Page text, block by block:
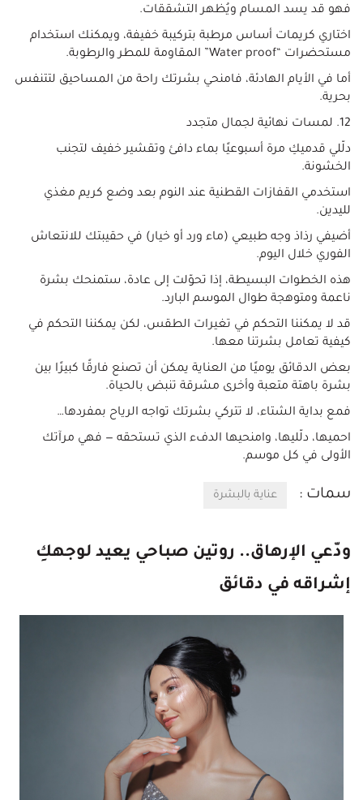
فهو قد يسد المسام ويُظهر التشققات.
اختاري كريمات أساس مرطبة بتركيبة خفيفة، ويمكنك استخدام
مستحضرات “Water proof” المقاومة للمطر والرطوبة.
أما في الأيام الهادئة، فامنحي بشرتك راحة من المساحيق لتتنفس
بحرية.
12. لمسات نهائية لجمال متجدد
دلّلي قدميكِ مرة أسبوعيًا بماء دافئ وتقشير خفيف لتجنب
الخشونة.
استخدمي القفازات القطنية عند النوم بعد وضع كريم مغذي
لليدين.
أضيفي رذاذ وجه طبيعي (ماء ورد أو خيار) في حقيبتك للانتعاش
الفوري خلال اليوم.
هذه الخطوات البسيطة، إذا تحوّلت إلى عادة، ستمنحك بشرة
ناعمة ومتوهجة طوال الموسم البارد.
قد لا يمكننا التحكم في تغيرات الطقس، لكن يمكننا التحكم في
كيفية تعامل بشرتنا معها.
بعض الدقائق يوميًا من العناية يمكن أن تصنع فارقًا كبيرًا بين
بشرة باهتة متعبة وأخرى مشرقة تنبض بالحياة.
فمع بداية الشتاء، لا تتركي بشرتك تواجه الرياح بمفردها…
احميها، دلّليها، وامنحيها الدفء الذي تستحقه — فهي مرآتك
الأولى في كل موسم.
سمات : عناية بالبشرة
ودّعي الإرهاق.. روتين صباحي يعيد لوجهكِ
إشراقه في دقائق